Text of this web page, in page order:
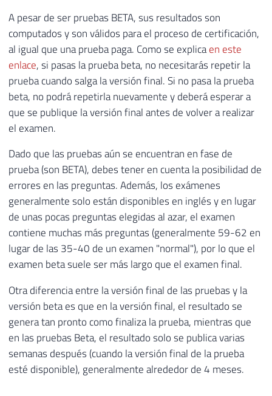
A pesar de ser pruebas BETA, sus resultados son
computados y son válidos para el proceso de certificación,
al igual que una prueba paga. Como se explicaen este
enlace, si pasas la prueba beta, no necesitarás repetir la
prueba cuando salga la versión final. Si no pasa la prueba
beta, no podrá repetirla nuevamente y deberá esperar a
que se publique la versión final antes de volver a realizar
el examen.
Dado que las pruebas aún se encuentran en fase de
prueba (son BETA), debes tener en cuenta la posibilidad de
errores en las preguntas. Además, los exámenes
generalmente solo están disponibles en inglés y en lugar
de unas pocas preguntas elegidas al azar, el examen
contiene muchas más preguntas (generalmente 59-62 en
lugar de las 35-40 de un examen "normal"), por lo que el
examen beta suele ser más largo que el examen final.
Otra diferencia entre la versión final de las pruebas y la
versión beta es que en la versión final, el resultado se
genera tan pronto como finaliza la prueba, mientras que
en las pruebas Beta, el resultado solo se publica varias
semanas después (cuando la versión final de la prueba
esté disponible), generalmente alrededor de 4 meses.